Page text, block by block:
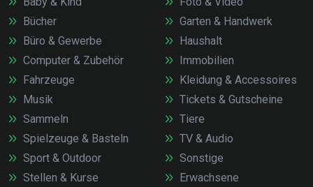
Bücher
Büro & Gewerbe
Computer & Zubehör
Fahrzeuge
Garten & Handwerk
Haushalt
Immobilien
Kleidung & Accessoires
Musik
Sammeln
Spielzeuge & Basteln
Sport & Outdoor
Stellen & Kurse
Tickets & Gutscheine
Tiere
TV & Audio
Sonstige
Erwachsene